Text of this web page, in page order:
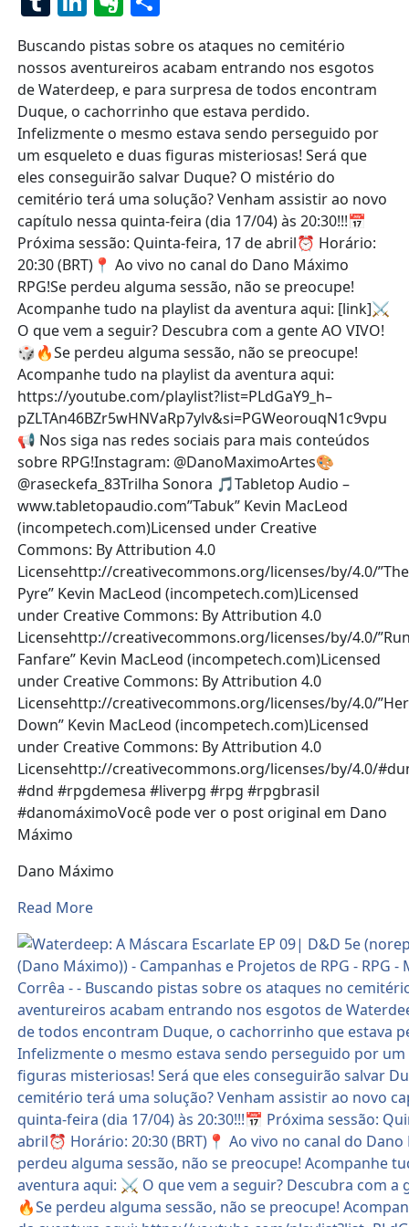
Buscando pistas sobre os ataques no cemitério
nossos aventureiros acabam entrando nos esgotos
de Waterdeep, e para surpresa de todos encontram
Duque, o cachorrinho que estava perdido.
Infelizmente o mesmo estava sendo perseguido por
um esqueleto e duas figuras misteriosas! Será que
eles conseguirão salvar Duque? O mistério do
cemitério terá uma solução? Venham assistir ao novo
capítulo nessa quinta-feira (dia 17/04) às 20:30!!!📅
Próxima sessão: Quinta-feira, 17 de abril⏰ Horário:
20:30 (BRT)📍 Ao vivo no canal do Dano Máximo
RPG!Se perdeu alguma sessão, não se preocupe!
Acompanhe tudo na playlist da aventura aqui: [link]⚔️
O que vem a seguir? Descubra com a gente AO VIVO!
🎲🔥Se perdeu alguma sessão, não se preocupe!
Acompanhe tudo na playlist da aventura aqui:
https://youtube.com/playlist?list=PLdGaY9_h–
pZLTAn46BZr5wHNVaRp7ylv&si=PGWeorouqN1c9vpu
📢 Nos siga nas redes sociais para mais conteúdos
sobre RPG!Instagram: @DanoMaximoArtes🎨
@raseckefa_83Trilha Sonora 🎵Tabletop Audio –
www.tabletopaudio.com”Tabuk” Kevin MacLeod
(incompetech.com)Licensed under Creative
Commons: By Attribution 4.0
Licensehttp://creativecommons.org/licenses/by/4.0/”The
Pyre” Kevin MacLeod (incompetech.com)Licensed
under Creative Commons: By Attribution 4.0
Licensehttp://creativecommons.org/licenses/by/4.0/
Fanfare” Kevin MacLeod (incompetech.com)Licensed
under Creative Commons: By Attribution 4.0
Licensehttp://creativecommons.org/licenses/by/4.0/
Down” Kevin MacLeod (incompetech.com)Licensed
under Creative Commons: By Attribution 4.0
Licensehttp://creativecommons.org/licenses/by/4.0/
#dnd #rpgdemesa #liverpg #rpg #rpgbrasil
#danomáximoVocê pode ver o post original em Dano
Máximo
Dano Máximo
Read More